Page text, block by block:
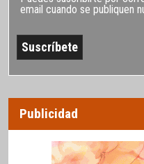
email cuando se publiquen
Publicidad